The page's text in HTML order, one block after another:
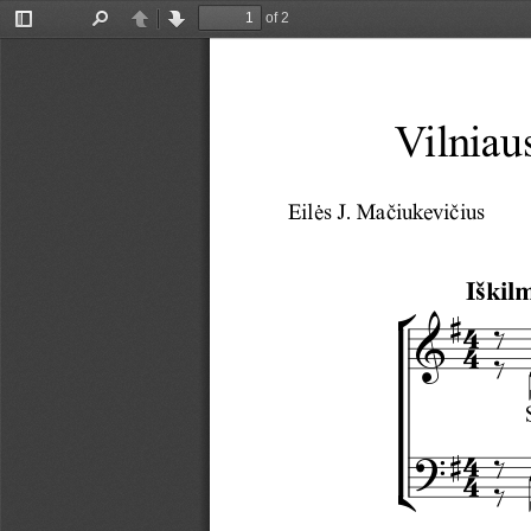
Toggle
PreviousNext
of 2
°
¢
4
4
4
4
&
#
Eilės J. Mačiukevičius
? #